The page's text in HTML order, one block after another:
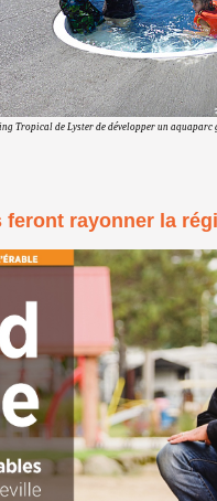
de Lyster de développer un aquaparc
rayonner la